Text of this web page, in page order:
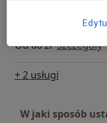
Wszelkie leki
zachowaniem
podania.
Konsultacja
Od 80 zł Szczegóły
+ 2 usługi
W jaki sposób